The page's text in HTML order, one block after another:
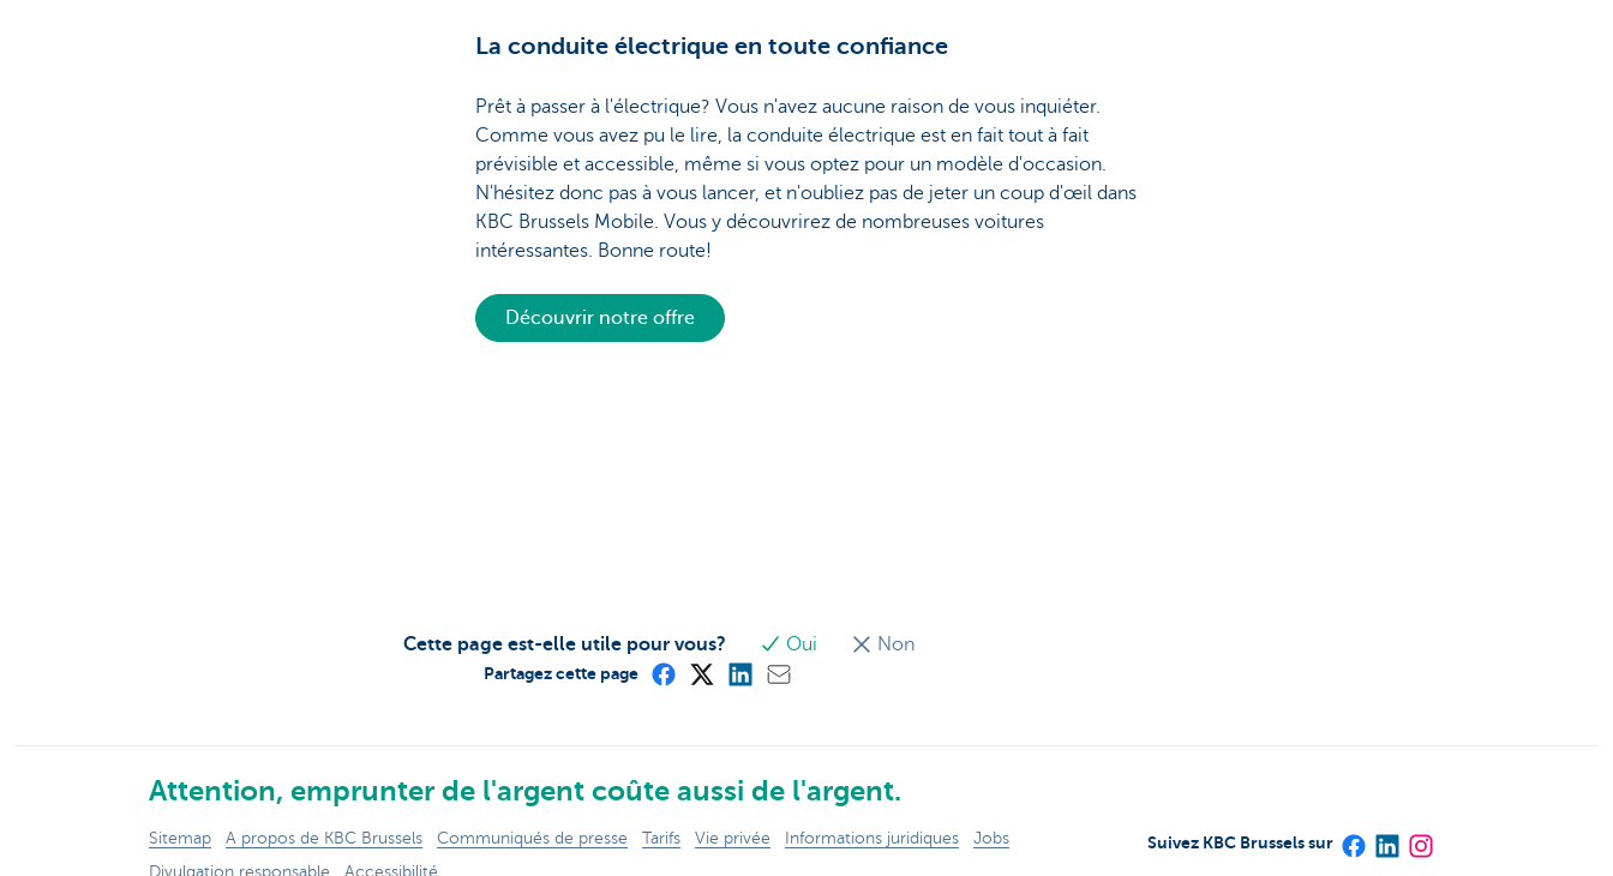
La conduite électrique en toute confiance
Prêt à passer à l'électrique? Vous n'avez aucune raison de vous inquiéter.
Comme vous avez pu le lire, la conduite électrique est en fait tout à fait
prévisible et accessible, même si vous optez pour un modèle d'occasion.
N'hésitez donc pas à vous lancer, et n'oubliez pas de jeter un coup d'œil dans
KBC Brussels Mobile. Vous y découvrirez de nombreuses voitures
intéressantes. Bonne route!
Découvrir notre offre
Cette page est-elle utile pour vous? Oui Non
Partagez cette page
Attention, emprunter de l'argent coûte aussi de l'argent.
Sitemap A propos de KBC Brussels Communiqués de presse Tarifs Vie privée Informations juridiques
Jobs
Divulgation responsable
Accessibilité
Suivez KBC Brussels sur